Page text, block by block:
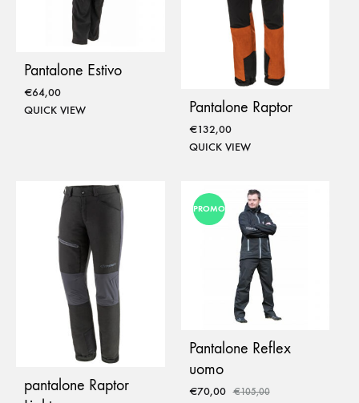
Pantalone Estivo
€64,00
QUICK VIEW
Pantalone Raptor
€132,00
QUICK VIEW
pantalone Raptor
PROMO
Pantalone Reflex
uomo
€70,00 €105,00